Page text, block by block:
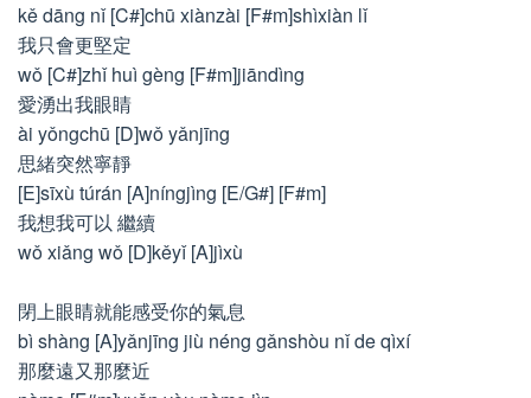
kě dāng nǐ [C#]chū xiànzài [F#m]shìxiàn lǐ
我只會更堅定
wǒ [C#]zhǐ huì gèng [F#m]jiāndìng
愛湧出我眼睛
ài yǒngchū [D]wǒ yǎnjīng
思緒突然寧靜
[E]sīxù túrán [A]níngjìng [E/G#] [F#m]
我想我可以 繼續
wǒ xiǎng wǒ [D]kěyǐ [A]jìxù
閉上眼睛就能感受你的氣息
bì shàng [A]yǎnjīng jiù néng gǎnshòu nǐ de qìxí
那麼遠又那麼近